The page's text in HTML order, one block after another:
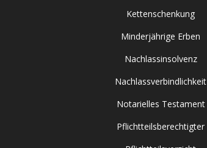
Kettenschenkung
Minderjährige Erben
Nachlassinsolvenz
Nachlassverbindlichkeit
Notarielles Testament
Pflichtteilsberechtigter